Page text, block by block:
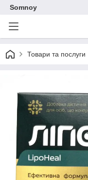
Somnoy
Товари та послуги